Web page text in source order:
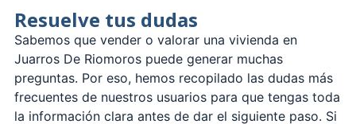
Resuelve tus dudas
Sabemos que vender o valorar una vivienda en
Juarros De Riomoros puede generar muchas
preguntas. Por eso, hemos recopilado las dudas más
frecuentes de nuestros usuarios para que tengas toda
la información clara antes de dar el siguiente paso. Si